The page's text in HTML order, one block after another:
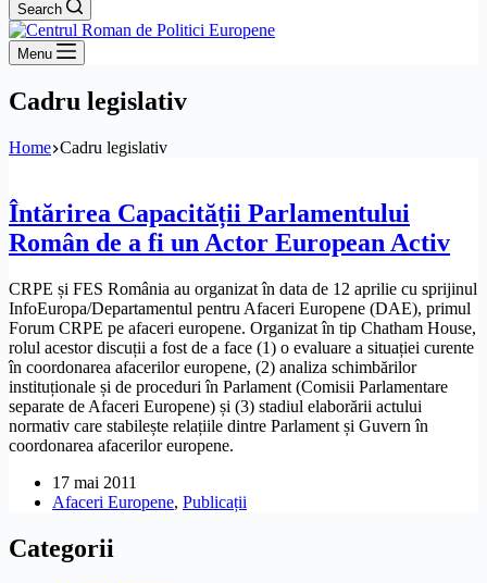
Search
Menu
Cadru legislativ
Home Cadru legislativ
Întărirea Capacității Parlamentului
Român de a fi un Actor European Activ
CRPE și FES România au organizat în data de 12 aprilie cu sprijinul
InfoEuropa/Departamentul pentru Afaceri Europene (DAE), primul
Forum CRPE pe afaceri europene. Organizat în tip Chatham House,
rolul acestor discuții a fost de a face (1) o evaluare a situației curente
în coordonarea afacerilor europene, (2) analiza schimbărilor
instituționale și de proceduri în Parlament (Comisii Parlamentare
separate de Afaceri Europene) și (3) stadiul elaborării actului
normativ care stabilește relațiile dintre Parlament și Guvern în
coordonarea afacerilor europene.
17 mai 2011
Afaceri Europene, Publicații
Categorii